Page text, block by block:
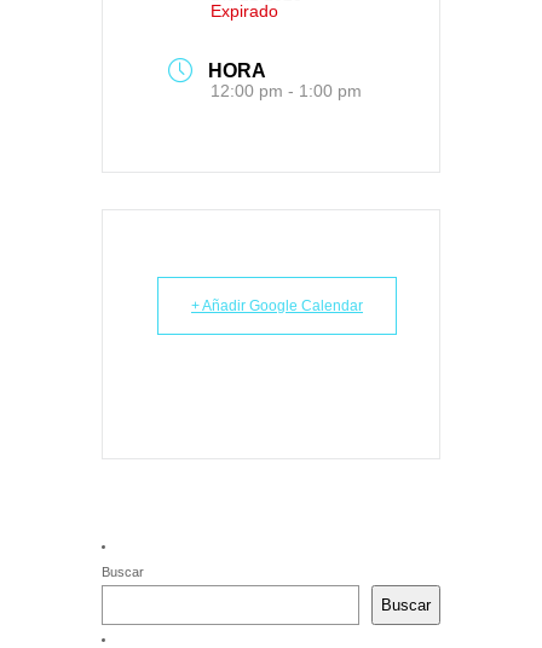
Expirado
HORA
12:00 pm - 1:00 pm
+ Añadir Google Calendar
Buscar
Buscar